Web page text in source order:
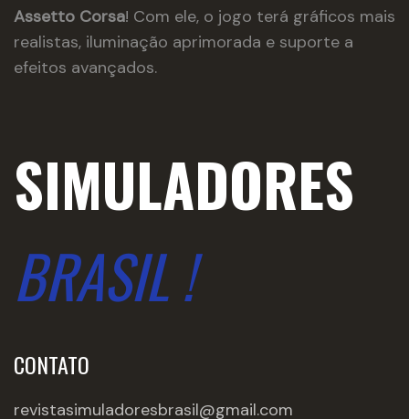
Assetto Corsa! Com ele, o jogo terá gráficos mais
realistas, iluminação aprimorada e suporte a
efeitos avançados.
SIMULADORES
BRASIL !
CONTATO
revistasimuladoresbrasil@gmail.com